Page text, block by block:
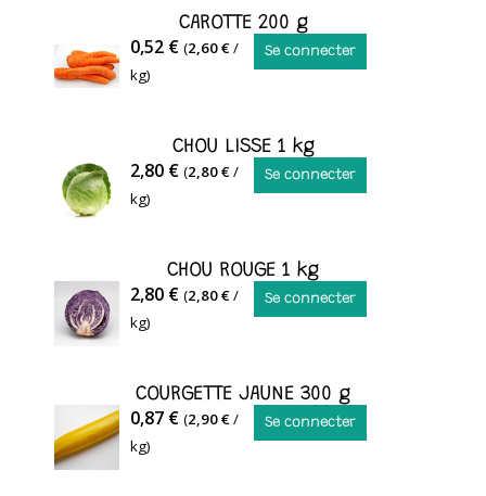
Servolex
CAROTTE 200 g
CAROTTE0,52 € (2,60 €/
kg)
Se connecter
CHOU LISSE 1 kg
CHOU
ROUGE:
malgré
de
consommation
original,
beaucoup
2,80 € (2,80 €/
kg)
Se connecter
CHOU ROUGE 1 kg
2,80 € (2,80 €/
kg)
Se connecter
COURGETTE JAUNE 300 g
GAEC
LES
JARDINS
0,87 € (2,90 €/
kg)
Se connecter